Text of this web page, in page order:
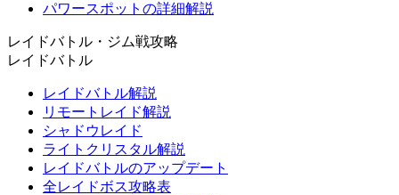
パワースポットの詳細解説
レイドバトル・ジム戦攻略
レイドバトル
レイドバトル解説
リモートレイド解説
シャドウレイド
ライトクリスタル解説
レイドバトルのアップデート
全レイドボス攻略表